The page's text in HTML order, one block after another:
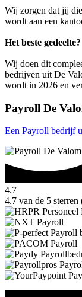
Wij zorgen dat jij
wordt aan een
Het beste gedeelte?
Wij doen dit
bedrijven uit De
wordt in 2026 en
Payroll De
Een Payroll bedrijf
4.7
4.7 van de 5 sterren